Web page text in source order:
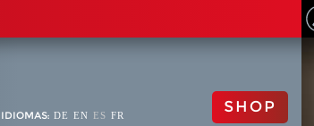
IDIOMAS: DE EN ES FR SHOP